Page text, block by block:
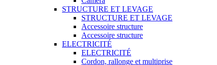
STRUCTURE ET LEVAGE
STRUCTURE ET LEVAGE
Accessoire structure
Accessoire structure
ELECTRICITÉ
ELECTRICITÉ
Cordon, rallonge et multiprise